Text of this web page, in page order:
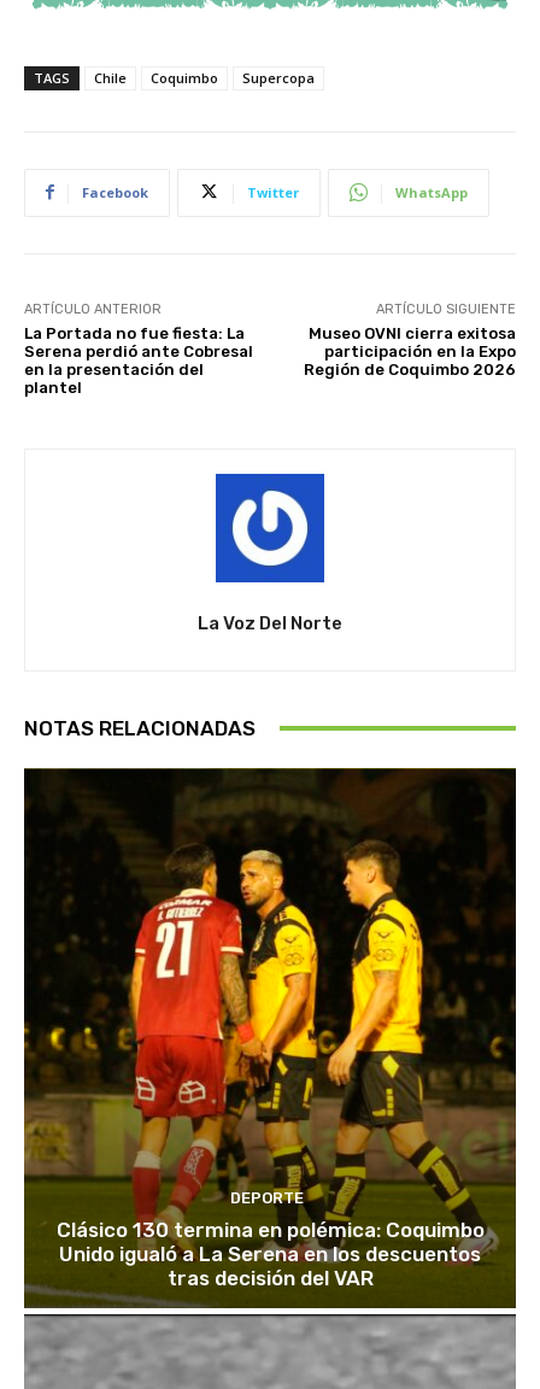
TAGS Chile Coquimbo Supercopa
Facebook Twitter WhatsApp
ARTÍCULO ANTERIOR
La Portada no fue fiesta: La
Serena perdió ante Cobresal
en la presentación del
plantel
ARTÍCULO SIGUIENTE
Museo OVNI cierra exitosa
participación en la Expo
Región de Coquimbo 2026
La Voz Del Norte
NOTAS RELACIONADAS
DEPORTE
Clásico 130 termina en polémica: Coquimbo
Unido igualó a La Serena en los descuentos
tras decisión del VAR